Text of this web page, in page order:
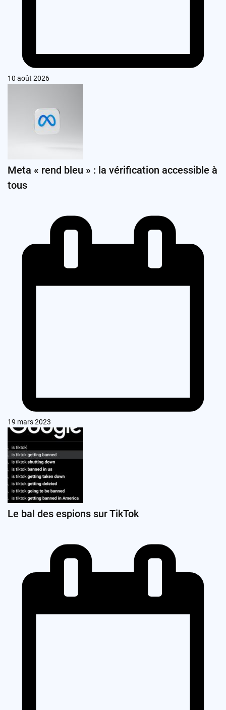
10 août 2026
Meta « rend bleu » : la vérification accessible à
tous
19 mars 2023
Le bal des espions sur TikTok